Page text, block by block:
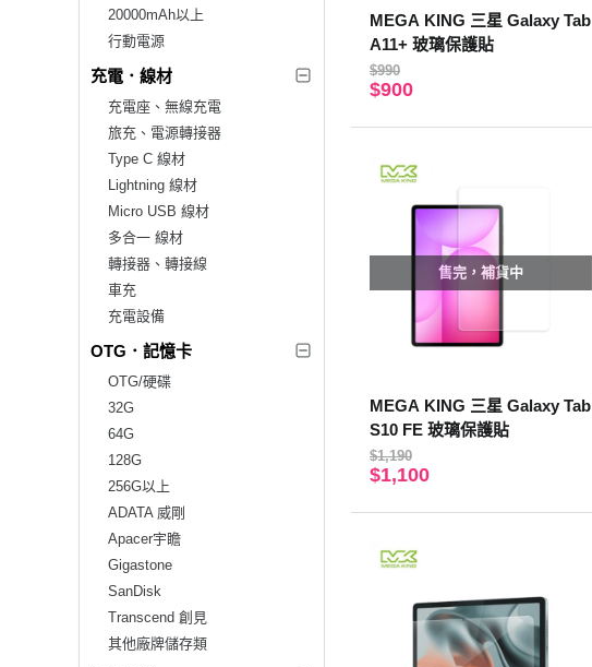
20000mAh以上
行動電源
充電．線材
充電座、無線充電
旅充、電源轉接器
Type C 線材
Lightning 線材
Micro USB 線材
多合一 線材
轉接器、轉接線
車充
充電設備
OTG．記憶卡
OTG/硬碟
32G
64G
128G
256G以上
ADATA 威剛
Apacer宇瞻
Gigastone
SanDisk
Transcend 創見
其他廠牌儲存類
MEGA KING 三星 Galaxy Tab
A11+ 玻璃保護貼
$990
$900
售完，補貨中
MEGA KING 三星 Galaxy Tab
S10 FE 玻璃保護貼
$1,190
$1,100